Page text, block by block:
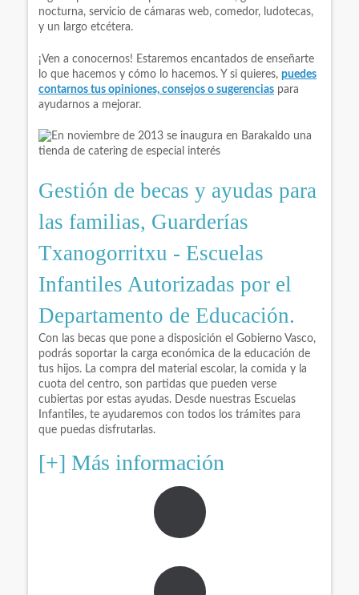
nocturna, servicio de cámaras web, comedor, ludotecas,
y un largo etcétera.
¡Ven a conocernos! Estaremos encantados de enseñarte
lo que hacemos y cómo lo hacemos. Y si quieres, puedes
contarnos tus opiniones, consejos o sugerencias para
ayudarnos a mejorar.
Gestión de becas y ayudas para
las familias, Guarderías
Txanogorritxu - Escuelas
Infantiles Autorizadas por el
Departamento de Educación.
Con las becas que pone a disposición el Gobierno Vasco,
podrás soportar la carga económica de la educación de
tus hijos. La compra del material escolar, la comida y la
cuota del centro, son partidas que pueden verse
cubiertas por estas ayudas. Desde nuestras Escuelas
Infantiles, te ayudaremos con todos los trámites para
que puedas disfrutarlas.
[+] Más información